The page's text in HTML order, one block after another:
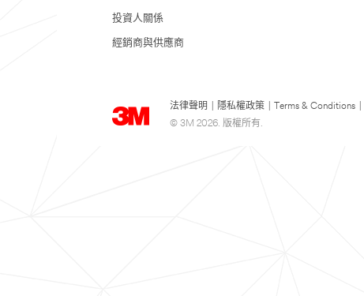
投資人關係
經銷商與供應商
法律聲明 隱私權政策 Terms & Conditions
© 3M 2026. 版權所有.